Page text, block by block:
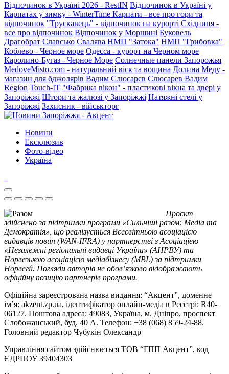
Відпочинок в Україні 2026 - RestIN Відпочинок в Україні у
Карпатах у зимку - WinterTime Карпати - все про гори та
відпочинок "Трускавець" - відпочинок на курорті Східниця -
все про відпочинок Відпочинок у Моршині Буковель
Драгобрат Славсько Свалява НМП "Затока" НМП "Грибовка"
Коблево - Черное море Одесса - курорт на Черном море
Каролино-Бугаз - Черное Море Солнечные панели Запорожья
MedoveMisto.com - натуральний віск та вощина Долина Меду -
магазин для бджолярів Вадим Слюсарєв Слюсарев Вадим
Region Touch-IT "Фабрика вікон" - пластикові вікна та двері у
Запоріжжі Штори та жалюзі у Запоріжжі Натяжні стелі у
Запоріжжі Захисник - військторг
Новини
Ексклюзив
Фото-відео
Україна
Проєкт
здійснено за підтримки програми «Сильніші разом: Медіа та
Демократія», що реалізується Всесвітньою асоціацією
видавців новин (WAN-IFRA) у партнерстві з Асоціацією
«Незалежні регіональні видавці України» (АНРВУ) та
Норвезькою асоціацією медіабізнесу (MBL) за підтримки
Норвегії. Погляди авторів не обов’язково відображають
офіційну позицію партнерів програми.
Офіційна зареєстрована назва видання: “Акцент”, доменне
ім’я: akzent.zp.ua, ідентифікатор онлайн-медіа в Реєстрі: R40-
06127. Поштова адреса: 49083, Україна, м. Дніпро, проспект
Слобожанський, буд. 40 А. Телефон: +38 (068) 859-24-88.
Головний редактор Чубукін Олександр
Управління сайтом здійснюється ТОВ “ГПП Акцент”, код
ЄДРПОУ 39404303